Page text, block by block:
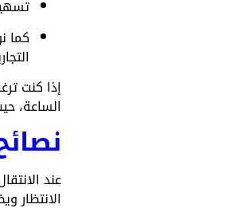
كما
إذا كنت
الساعة،
عند
الانتظار